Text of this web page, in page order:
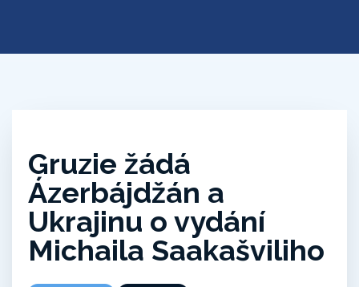
Gruzie žádá
Ázerbájdžán a
Ukrajinu o vydání
Michaila Saakašviliho